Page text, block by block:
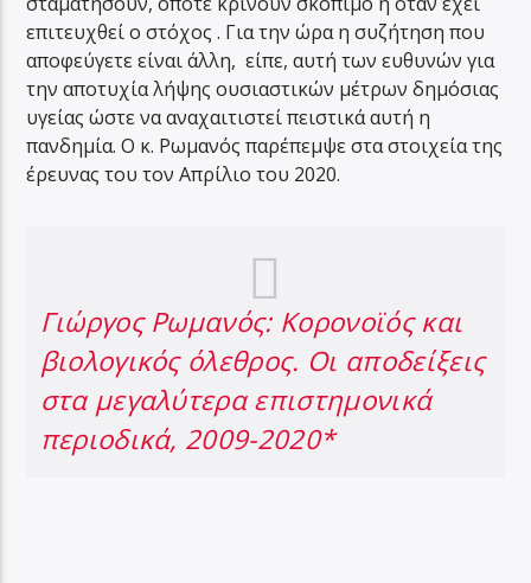
επιτευχθεί ο στόχος . Για την ώρα η συζήτηση που
αποφεύγετε είναι άλλη, είπε, αυτή των ευθυνών για
την αποτυχία λήψης ουσιαστικών μέτρων δημόσιας
υγείας ώστε να αναχαιτιστεί πειστικά αυτή η
πανδημία. Ο κ. Ρωμανός παρέπεμψε στα στοιχεία της
έρευνας του τον Απρίλιο του 2020.
Γιώργος Ρωμανός: Κορονοϊός και
βιολογικός όλεθρος. Οι αποδείξεις
στα μεγαλύτερα επιστημονικά
περιοδικά, 2009-2020*